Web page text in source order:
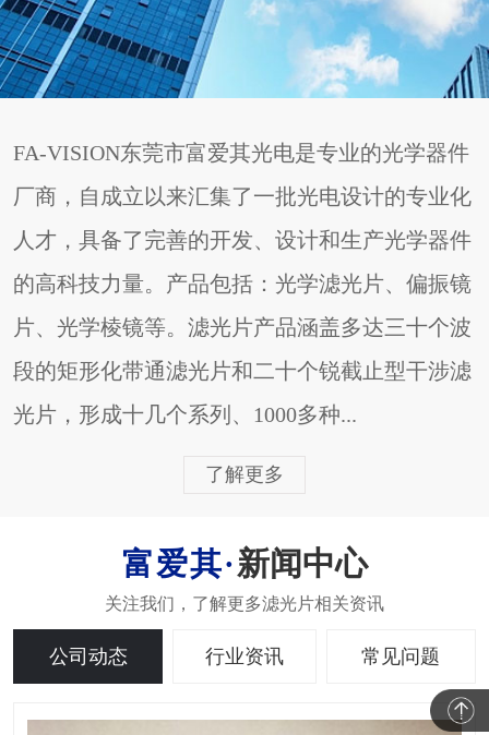
FA-VISION东莞市富爱其光电是专业的光学器件
厂商，自成立以来汇集了一批光电设计的专业化
人才，具备了完善的开发、设计和生产光学器件
的高科技力量。产品包括：光学滤光片、偏振镜
片、光学棱镜等。滤光片产品涵盖多达三十个波
段的矩形化带通滤光片和二十个锐截止型干涉滤
光片，形成十几个系列、1000多种...
了解更多
新闻中心
公司动态 行业资讯 常见问题